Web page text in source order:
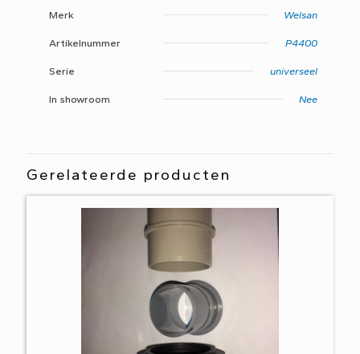
Merk Welsan
Artikelnummer P4400
Serie universeel
In showroom Nee
Gerelateerde producten